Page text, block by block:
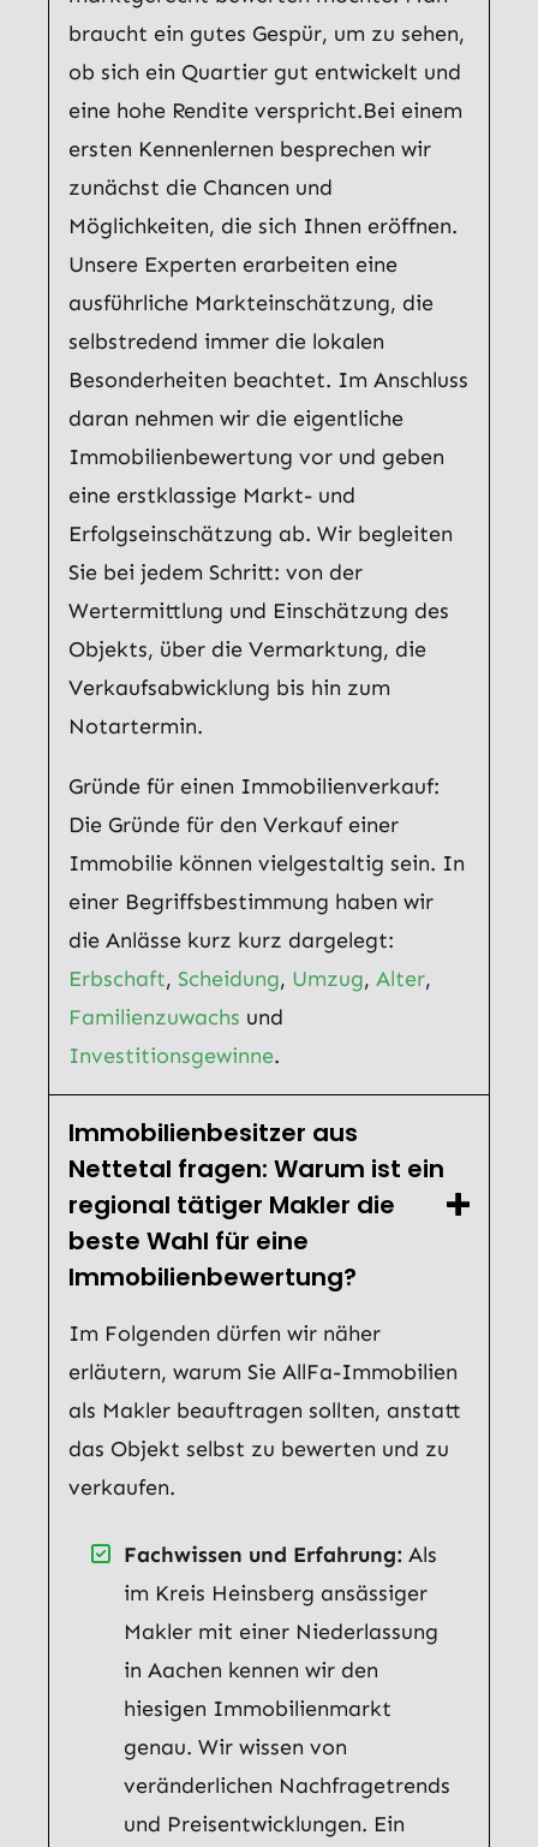
braucht ein gutes Gespür, um zu sehen,
ob sich ein Quartier gut entwickelt und
eine hohe Rendite verspricht.Bei einem
ersten Kennenlernen besprechen wir
zunächst die Chancen und
Möglichkeiten, die sich Ihnen eröffnen.
Unsere Experten erarbeiten eine
ausführliche Markteinschätzung, die
selbstredend immer die lokalen
Besonderheiten beachtet. Im Anschluss
daran nehmen wir die eigentliche
Immobilienbewertung vor und geben
eine erstklassige Markt- und
Erfolgseinschätzung ab. Wir begleiten
Sie bei jedem Schritt: von der
Wertermittlung und Einschätzung des
Objekts, über die Vermarktung, die
Verkaufsabwicklung bis hin zum
Notartermin.
Gründe für einen Immobilienverkauf:
Die Gründe für den Verkauf einer
Immobilie können vielgestaltig sein. In
einer Begriffsbestimmung haben wir
die Anlässe kurz kurz dargelegt:
Erbschaft, Scheidung, Umzug,Alter,
Familienzuwachs und
Investitionsgewinne.
Immobilienbesitzer aus
Nettetal fragen: Warum ist ein
regional tätiger Makler die
beste Wahl für eine
Immobilienbewertung?
Im Folgenden dürfen wir näher
erläutern, warum Sie AllFa-Immobilien
als Makler beauftragen sollten, anstatt
das Objekt selbst zu bewerten und zu
verkaufen.
Fachwissen und Erfahrung: Als
im Kreis Heinsberg ansässiger
Makler mit einer Niederlassung
in Aachen kennen wir den
hiesigen Immobilienmarkt
genau. Wir wissen von
veränderlichen Nachfragetrends
und Preisentwicklungen. Ein